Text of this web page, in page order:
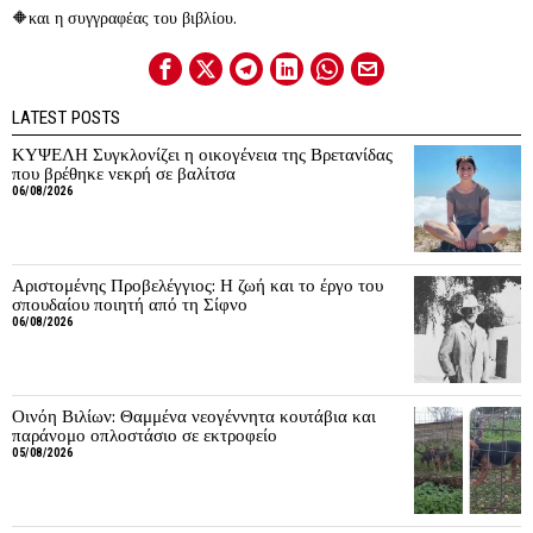
🔶και η συγγραφέας του βιβλίου.
LATEST POSTS
ΚΥΨΕΛΗ Συγκλονίζει η οικογένεια της Βρετανίδας
που βρέθηκε νεκρή σε βαλίτσα
06/08/2026
Αριστομένης Προβελέγγιος: Η ζωή και το έργο του
σπουδαίου ποιητή από τη Σίφνο
06/08/2026
Οινόη Βιλίων: Θαμμένα νεογέννητα κουτάβια και
παράνομο οπλοστάσιο σε εκτροφείο
05/08/2026